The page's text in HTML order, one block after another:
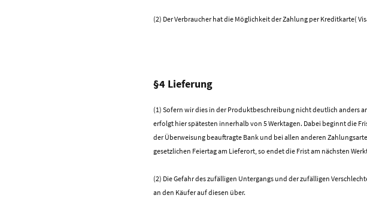
(2) Der Verbraucher hat die Möglichkeit der Zahlung per Kreditkarte(
§4 Lieferung
(1) Sofern wir dies in der Produktbeschreibung nicht deutlich anders
erfolgt hier spätesten innerhalb von 5 Werktagen. Dabei beginnt die
der Überweisung beauftragte Bank und bei allen anderen
gesetzlichen Feiertag am Lieferort, so endet die Frist am nächsten
(2) Die Gefahr des zufälligen Untergangs und der zufälligen
an den Käufer auf diesen über.